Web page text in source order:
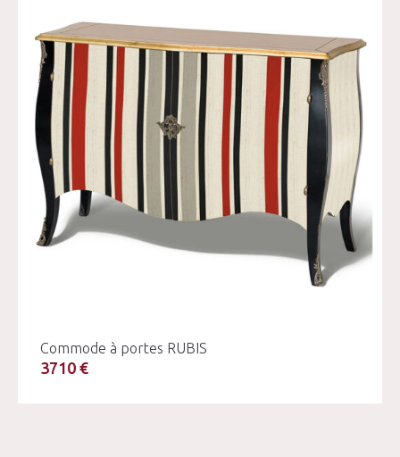
Commode à portes RUBIS
3710 €